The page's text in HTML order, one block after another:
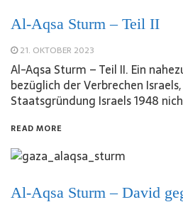
Al-Aqsa Sturm – Teil II
21. OKTOBER 2023
Al-Aqsa Sturm – Teil II. Ein
bezüglich der Verbrechen
Staatsgründung Israels 1948
READ MORE
Al-Aqsa Sturm – David